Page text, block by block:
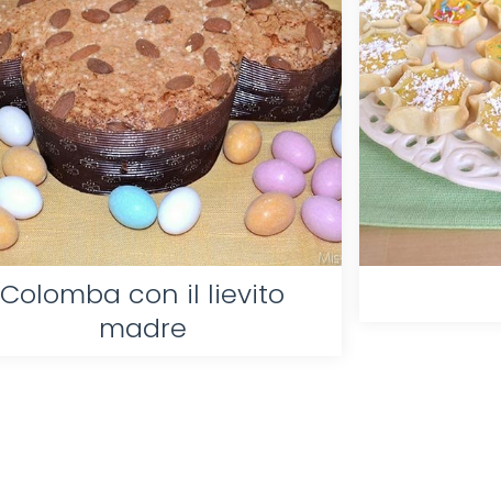
Colomba con il lievito
madre